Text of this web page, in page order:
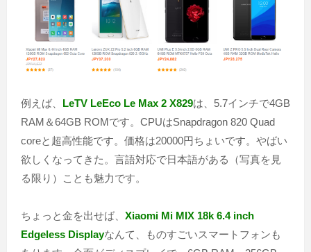
例えば、 LeTV LeEco Le Max 2 X829は、5.7インチで4GB
RAM＆64GB ROMです。CPUはSnapdragon 820 Quad
coreと超高性能です。価格は20000円ちょいです。やばい
欲しくなってきた。言語対応で日本語がある（写真を見
る限り）ことも魅力です。
ちょっと金を出せば、 Xiaomi Mi MIX 18k 6.4 inch
Edgeless Displayなんて、ものすごいスマートフォンも